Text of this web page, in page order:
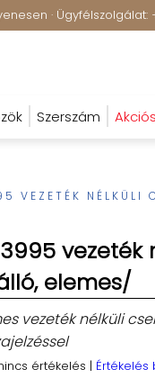
·
Szerszám
VEZETÉK NÉLKÜLI
3995
elemes/
vezeték nélküli
értékelés | Értékelés